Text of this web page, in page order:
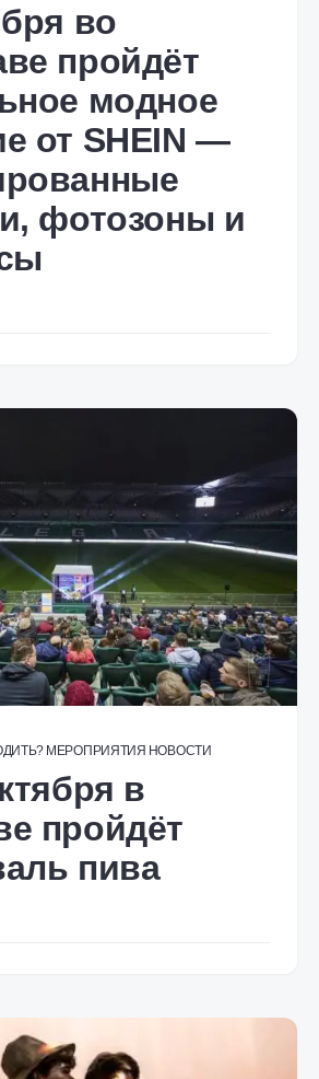
во
пройдёт
модное
от SHEIN —
фотозоны и
МЕРОПРИЯТИЯ НОВОСТИ
в
пройдёт
пива